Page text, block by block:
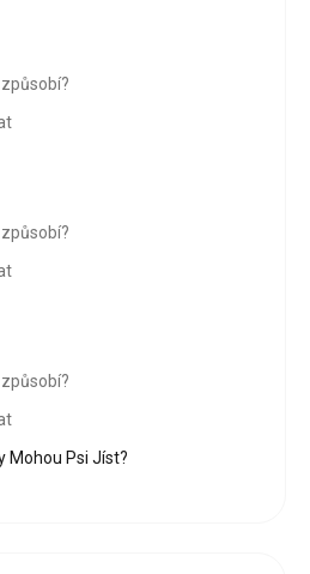
Mohou Psi Jíst?